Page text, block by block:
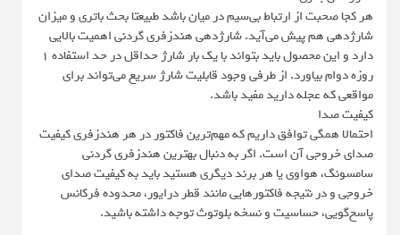
هر کجا صحبت از ارتباط بی‌سیم در میان باشد طبیعتا بحث باتری و میزان
شارژدهی هم پیش می‌آید. شارژدهی هندزفری گردنی اهمیت بالایی
دارد و این محصول باید بتواند با یک بار شارژ حداقل در حد استفاده 1
روزه دوام بیاورد. از طرفی وجود قابلیت شارژ سریع می‌تواند برای
مواقعی که عجله دارید مفید باشد.
کیفیت صدا
احتمالا همگی توافق داریم که مهم‌ترین فاکتور در هر هندزفری کیفیت
صدای خروجی آن است. اگر به دنبال بهترین هندزفری گردنی
سامسونگ، هواوی یا هر برند دیگری هستید باید به کیفیت صدای
خروجی و در نتیجه فاکتورهایی مانند قطر درایور، محدوده فرکانس
پاسخ‌گویی، حساسیت و نسخه بلوتوث توجه داشته باشید.